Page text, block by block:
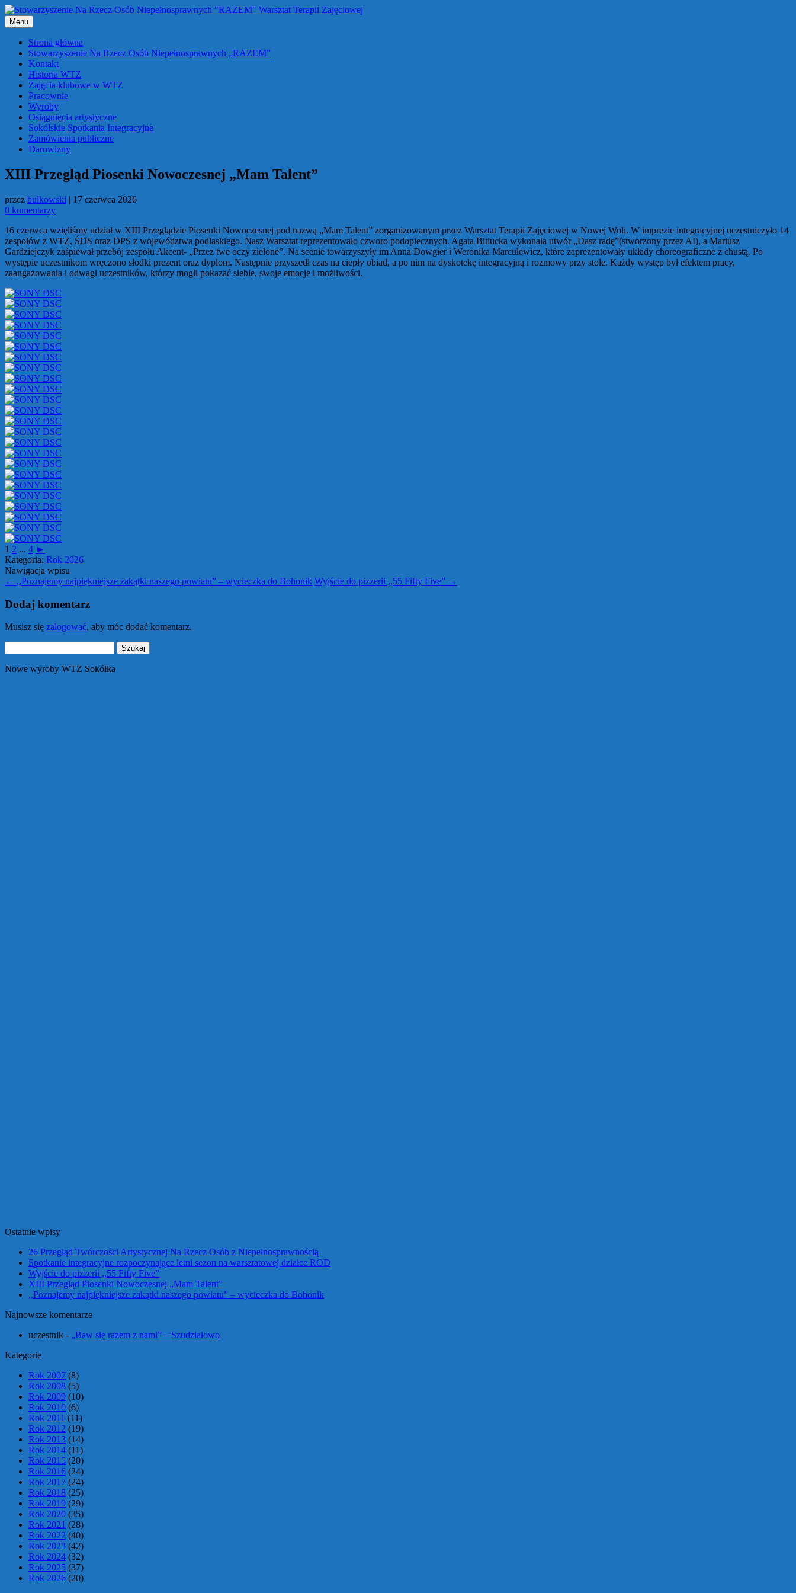
Przejdź
do
treści
Menu
Strona główna
Stowarzyszenie Na Rzecz Osób Niepełnosprawnych „RAZEM”
Kontakt
Historia WTZ
Zajęcia klubowe w WTZ
Pracownie
Wyroby
Osiągnięcia artystyczne
Sokólskie Spotkania Integracyjne
Zamówienia publiczne
Darowizny
XIII Przegląd Piosenki Nowoczesnej „Mam Talent”
przez bulkowski | 17 czerwca 2026
0 komentarzy
16 czerwca wzięliśmy udział w XIII Przeglądzie Piosenki Nowoczesnej pod nazwą „Mam Talent” zorganizowanym przez Warsztat Terapii Zajęciowej w Nowej Woli. W imprezie integracyjnej uczestniczyło 14
zespołów z WTZ, ŚDS oraz DPS z województwa podlaskiego. Nasz Warsztat reprezentowało czworo podopiecznych. Agata Bitiucka wykonała utwór „Dasz radę”(stworzony przez AI), a Mariusz
Gardziejczyk zaśpiewał przebój zespołu Akcent- „Przez twe oczy zielone”. Na scenie towarzyszyły im Anna Dowgier i Weronika Marculewicz, które zaprezentowały układy choreograficzne z chustą. Po
występie uczestnikom wręczono słodki prezent oraz dyplom. Następnie przyszedł czas na ciepły obiad, a po nim na dyskotekę integracyjną i rozmowy przy stole. Każdy występ był efektem pracy,
zaangażowania i odwagi uczestników, którzy mogli pokazać siebie, swoje emocje i możliwości.
1 2 ... 4 ►
Kategoria: Rok 2026
Nawigacja wpisu
← ,,Poznajemy najpiękniejsze zakątki naszego powiatu” – wycieczka do Bohonik Wyjście do pizzerii ,,55 Fifty Five” →
Dodaj komentarz
Musisz się zalogować, aby móc dodać komentarz.
Nowe wyroby WTZ Sokółka
Ostatnie wpisy
26 Przegląd Twórczości Artystycznej Na Rzecz Osób z Niepełnosprawnością
Spotkanie integracyjne rozpoczynające letni sezon na warsztatowej działce ROD
Wyjście do pizzerii ,,55 Fifty Five”
XIII Przegląd Piosenki Nowoczesnej „Mam Talent”
,,Poznajemy najpiękniejsze zakątki naszego powiatu” – wycieczka do Bohonik
Najnowsze komentarze
uczestnik - „Baw się razem z nami” – Szudziałowo
Kategorie
Rok 2007 (8)
Rok 2008 (5)
Rok 2009 (10)
Rok 2010 (6)
Rok 2011 (11)
Rok 2012 (19)
Rok 2013 (14)
Rok 2014 (11)
Rok 2015 (20)
Rok 2016 (24)
Rok 2017 (24)
Rok 2018 (25)
Rok 2019 (29)
Rok 2020 (35)
Rok 2021 (28)
Rok 2022 (40)
Rok 2023 (42)
Rok 2024 (32)
Rok 2025 (37)
Rok 2026 (20)